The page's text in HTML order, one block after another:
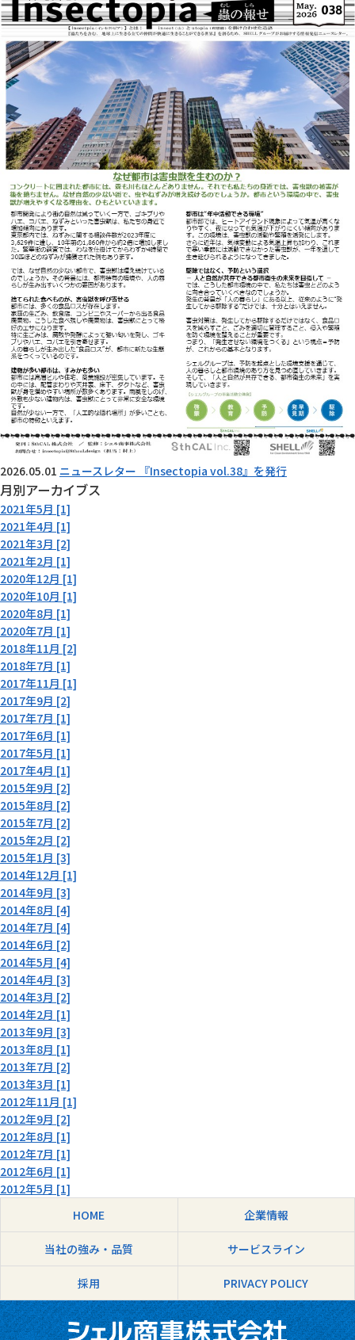
2026.05.01 ニュースレター 『Insectopia vol.38』を発行
月別アーカイブス
2021年5月 [1]
2021年4月 [1]
2021年3月 [2]
2021年2月 [1]
2020年12月 [1]
2020年10月 [1]
2020年8月 [1]
2020年7月 [1]
2018年11月 [2]
2018年7月 [1]
2017年11月 [1]
2017年9月 [2]
2017年7月 [1]
2017年6月 [1]
2017年5月 [1]
2017年4月 [1]
2015年9月 [2]
2015年8月 [2]
2015年7月 [2]
2015年2月 [2]
2015年1月 [3]
2014年12月 [1]
2014年9月 [3]
2014年8月 [4]
2014年7月 [4]
2014年6月 [2]
2014年5月 [4]
2014年4月 [3]
2014年3月 [2]
2014年2月 [1]
2013年9月 [3]
2013年8月 [1]
2013年7月 [2]
2013年3月 [1]
2012年11月 [1]
2012年9月 [2]
2012年8月 [1]
2012年7月 [1]
2012年6月 [1]
2012年5月 [1]
HOME
企業情報
当社の強み・品質 サービスライン
採用 PRIVACY POLICY